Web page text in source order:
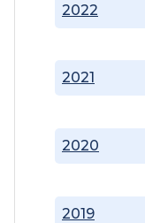
2019
2020
2021
2022